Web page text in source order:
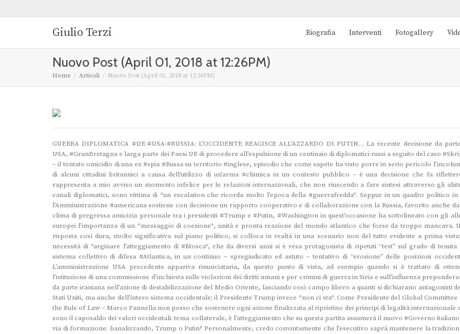
Giulio Terzi Biografia Interventi Fotogallery
Nuovo Post (April 01, 2018 at 12:26PM)
Home Articoli Nuovo Post (April 01, 2018 at 12:26PM)
GUERRA DIPLOMATICA #UE-#USA-#RUSSIA: L’OCCIDENTE REAGISCE ALL’AZZARDO DI PUTIN… La recente decisione da
USA, #GranBretagna e larga parte dei Paesi UE di procedere all’espulsione di un centinaio di diplomatici russi a seguito del caso
– il tentato omicidio di una ex #spia #Russa su territorio #inglese, episodio che come sapete ha visto porre in serio pericolo
di alcuni cittadini britannici a causa dell’utilizzo di un’arma #chimica in un contesto pubblico – è una decisione che fa
rappresenta a mio avviso un momento infelice per le relazioni internazionali, che non riuscendo a fare sintesi attraverso gli
canali diplomatici, sono vittima di *un escalation che ricorda molto l’epoca della #guerrafredda*. Seppur in un quadro politico in
l’Amministrazione #americana sostiene con decisione un rapporto cooperativo e di collaborazione con la Russia, favorito anche
clima di pregressa amicizia personale tra i presidenti #Trump e #Putin, #Washington in quest’occasione ha sottolineato con gli
europei l’importanza di un *messaggio di coesione*, unità e pronta reazione del mondo atlantico che forse da troppo mancava.
risposta così dura, molto significativa sul piano politico, si colloca in realtà in una scenario non del tutto evidente a prima
necessità di *arginare l’atteggiamento di #Mosca*, che da diversi anni si è resa protagonista di ripetuti “test” sul grado di tenuta
sistema collettivo di difesa #Atlantica, in un continuo – spregiudicato ed astuto – tentativo di “erosione” delle posizioni
L’amministrazione USA precedente appariva rinunciataria, da questo punto di vista, ad esempio quando si è trattato di
l’istituzione di una commissione d’inchiesta sulle violazioni dei diritti umani e per crimini di guerra in Siria e sull’influenza
da parte iraniana nell’azione di destabilizzazione del Medio Oriente, lasciando così campo libero a quanti si dichiarano antagonisti
Stati Uniti, ma anche dell’intero sistema occidentale; il Presidente Trump invece *non ci sta*. Come Presidente del Global
the Rule of Law – Marco Pannella non posso che sostenere ogni azione finalizzata al ripristino dei principi di legalità internazionale
sono il caposaldo dei valori occidentali: tema collaterale, è l’atteggiamento che su questa partita assumerà il nuovo #Governo
via di formazione: banalizzando, Trump o Putin? Personalmente, credo convintamente che l’esecutivo saprà mantenere la